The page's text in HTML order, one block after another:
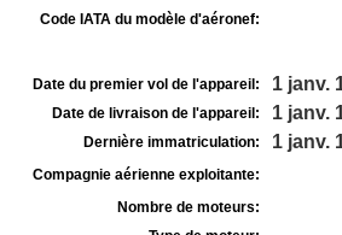
Code IATA du modèle d'aéronef:
Date du premier vol de l'appareil: 1 janv.
Date de livraison de l'appareil: 1 janv.
Dernière immatriculation: 1 janv.
Compagnie aérienne exploitante:
Nombre de moteurs: